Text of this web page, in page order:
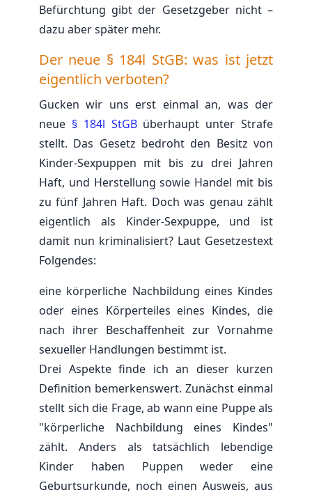
Befürchtung gibt der Gesetzgeber nicht –
dazu aber später mehr.
Der neue § 184l StGB: was ist jetzt
eigentlich verboten?
Gucken wir uns erst einmal an, was der
neue § 184l StGBüberhaupt unter Strafe
stellt. Das Gesetz bedroht den Besitz von
Kinder-Sexpuppen mit bis zu drei Jahren
Haft, und Herstellung sowie Handel mit bis
zu fünf Jahren Haft. Doch was genau zählt
eigentlich als Kinder-Sexpuppe, und ist
damit nun kriminalisiert? Laut Gesetzestext
Folgendes:
eine körperliche Nachbildung eines Kindes
oder eines Körperteiles eines Kindes, die
nach ihrer Beschaffenheit zur Vornahme
sexueller Handlungen bestimmt ist.
Drei Aspekte finde ich an dieser kurzen
Definition bemerkenswert. Zunächst einmal
stellt sich die Frage, ab wann eine Puppe als
"körperliche Nachbildung eines Kindes"
zählt. Anders als tatsächlich lebendige
Kinder haben Puppen weder eine
Geburtsurkunde, noch einen Ausweis, aus